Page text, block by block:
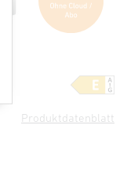
Produktdatenblatt